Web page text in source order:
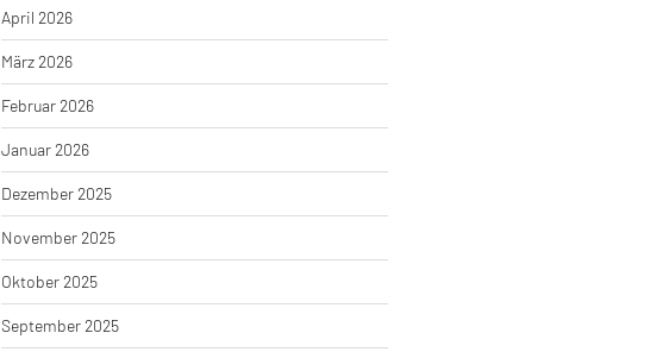
April 2026
März 2026
Februar 2026
Januar 2026
Dezember 2025
November 2025
Oktober 2025
September 2025